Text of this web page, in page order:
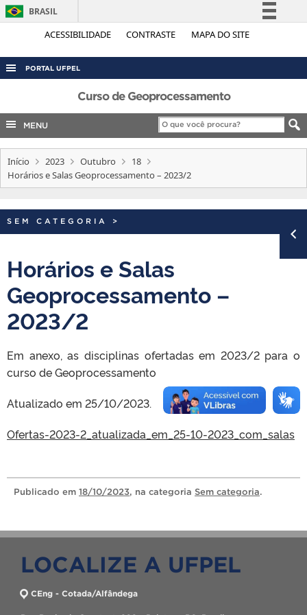
ACESSIBILIDADE CONTRASTE MAPA DO SITE
BRASIL
Simplifique!
Acesso à informação
Legislação
Canais
PORTAL UFPEL
ACESSO À INFORMAÇÃO
AUDITORIA
COBALTO
CONCURSOS
INTERNACIONAL
TELEFONES
Curso de Geoprocessamento
MENU
Início 2023 Outubro
18
Horários e Salas Geoprocessamento – 2023/2
SEM CATEGORIA >
Horários e Salas
Geoprocessamento –
2023/2
Em anexo, as disciplinas ofertadas em 2023/2 para o
curso de Geoprocessamento
Atualizado em 25/10/2023.
Ofertas-2023-2_atualizada_em_25-10-2023_com_salas
Publicado em 18/10/2023, na categoria Sem categoria.
LOCALIZE A UFPEL
CEng - Cotada/Alfândega